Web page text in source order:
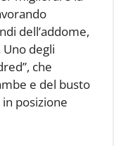
dell’addome,
degli
che
e del busto
posizione